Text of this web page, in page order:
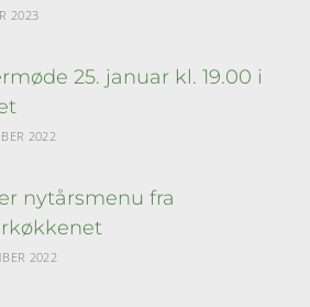
2023
25. januar kl. 19.00 i
2022
nytårsmenu fra
2022